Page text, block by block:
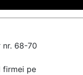
nr. 68-70
firmei pe